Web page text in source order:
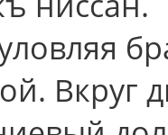
Вкруг